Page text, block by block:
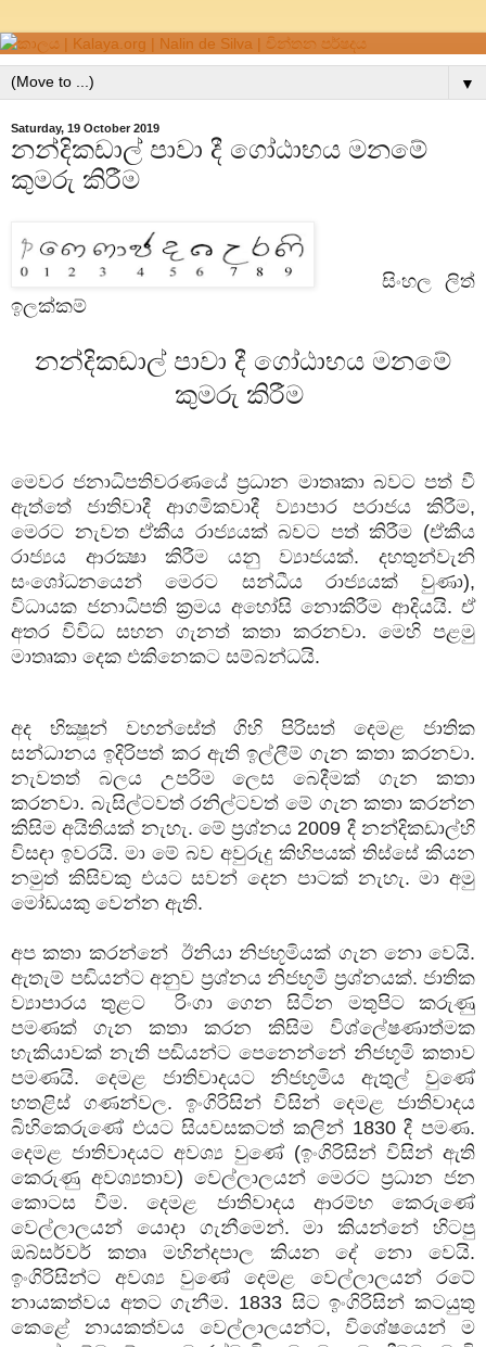
▼
Saturday, 19 October 2019
නන්දිකඩාල් පාවා දී ගෝඨාභය මනමේ
කුමරු කිරීම
සිංහල ලිත්
ඉලක්කම්
නන්දිකඩාල් පාවා දී ගෝඨාභය මනමේ
කුමරු කිරීම
මෙවර ජනාධිපතිවරණයේ ප්‍රධාන මාතෘකා බවට පත් වී
ඇත්තේ ජාතිවාදී ආගමිකවාදී ව්‍යාපාර පරාජය කිරීම,
මෙරට නැවත ඒකීය රාජ්‍යයක් බවට පත් කිරීම (ඒකීය
රාජ්‍යය ආරක්‍ෂා කිරීම යනු ව්‍යාජයක්. දහතුන්වැනි
සංශෝධනයෙන් මෙරට සන්ධීය රාජ්‍යයක් වුණා),
විධායක ජනාධිපති ක්‍රමය අහෝසි නොකිරීම ආදියයි. ඒ
අතර විවිධ සහන ගැනත් කතා කරනවා. මෙහි පළමු
මාතෘකා දෙක එකිනෙකට සම්බන්ධයි.
අද භික්‍ෂූන් වහන්සේත් ගිහි පිරිසත් දෙමළ ජාතික
සන්ධානය ඉදිරිපත් කර ඇති ඉල්ලීම් ගැන කතා කරනවා.
නැවතත් බලය උපරිම ලෙස බෙදීමක් ගැන කතා
කරනවා. බැසිල්ටවත් රනිල්ටවත් මේ ගැන කතා කරන්න
කිසිම අයිතියක් නැහැ. මේ ප්‍රශ්නය 2009 දී නන්දිකඩාල්හි
විසඳා ඉවරයි. මා මේ බව අවුරුදු කිහිපයක් තිස්සේ කියන
නමුත් කිසිවකු එයට සවන් දෙන පාටක් නැහැ. මා අමු
මෝඩයකු වෙන්න ඇති.
අප කතා කරන්නේ ඊනියා නිජභූමියක් ගැන නො වෙයි.
ඇතැම් පඬියන්ට අනුව ප්‍රශ්නය නිජභූමි ප්‍රශ්නයක්. ජාතික
ව්‍යාපාරය තුළට රිංගා ගෙන සිටින මතුපිට කරුණු
පමණක් ගැන කතා කරන කිසිම විශ්ලේෂණාත්මක
හැකියාවක් නැති පඬියන්ට පෙනෙන්නේ නිජභූමි කතාව
පමණයි. දෙමළ ජාතිවාදයට නිජභූමිය ඇතුල් වුණේ
හතළිස් ගණන්වල. ඉංගිරිසින් විසින් දෙමළ ජාතිවාදය
බිහිකෙරුණේ එයට සියවසකටත් කලින් 1830 දී පමණ.
දෙමළ ජාතිවාදයට අවශ්‍ය වුණේ (ඉංගිරිසින් විසින් ඇති
කෙරුණු අවශ්‍යතාව) වෙල්ලාලයන් මෙරට ප්‍රධාන ජන
කොටස වීම. දෙමළ ජාතිවාදය ආරම්භ කෙරුණේ
වෙල්ලාලයන් යොදා ගැනීමෙන්. මා කියන්නේ හිටපු
ඔබ්සර්වර් කතෘ මහින්දපාල කියන දේ නො වෙයි.
ඉංගිරිසින්ට අවශ්‍ය වුණේ දෙමළ වෙල්ලාලයන් රටේ
නායකත්වය අතට ගැනීම. 1833 සිට ඉංගිරිසින් කටයුතු
කෙළේ නායකත්වය වෙල්ලාලයන්ට, විශේෂයෙන් ම